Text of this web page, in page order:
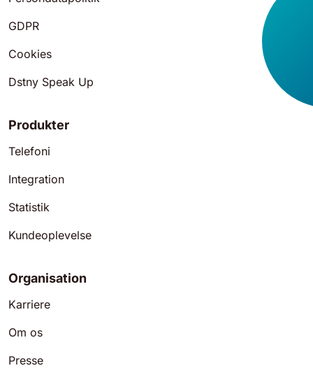
GDPR
Cookies
Dstny Speak Up
Produkter
Telefoni
Integration
Statistik
Kundeoplevelse
Organisation
Karriere
Om os
Presse